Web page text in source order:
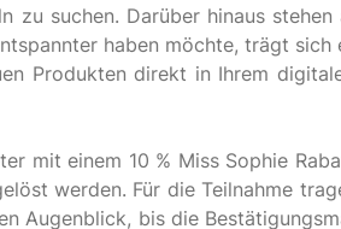
zu suchen. Darüber hinaus
haben möchte, trägt
Produkten direkt in Ihrem
mit einem 10 % Miss Sophie
werden. Für die Teilnahme
Augenblick, bis die